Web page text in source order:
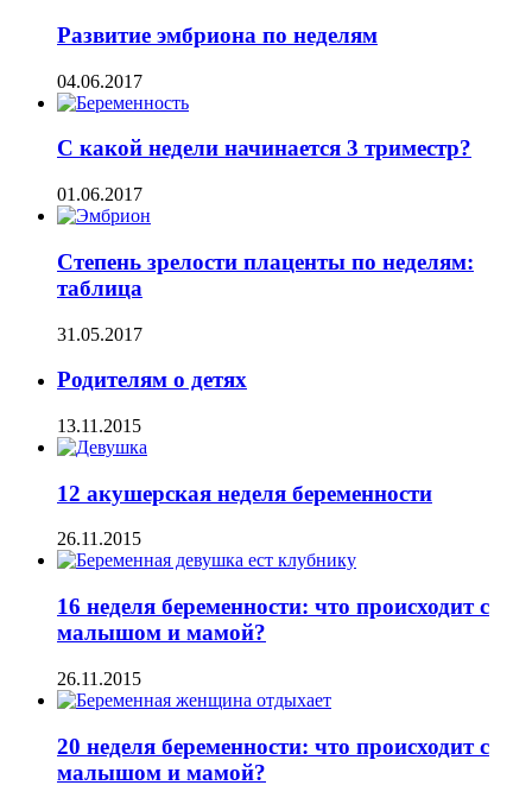
Развитие эмбриона по неделям
04.06.2017
С какой недели начинается 3 триместр?
01.06.2017
Степень зрелости плаценты по неделям:
таблица
31.05.2017
Родителям о детях
13.11.2015
12 акушерская неделя беременности
26.11.2015
16 неделя беременности: что происходит с
малышом и мамой?
26.11.2015
20 неделя беременности: что происходит с
малышом и мамой?